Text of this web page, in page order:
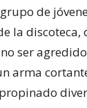
de
la
ser
arma